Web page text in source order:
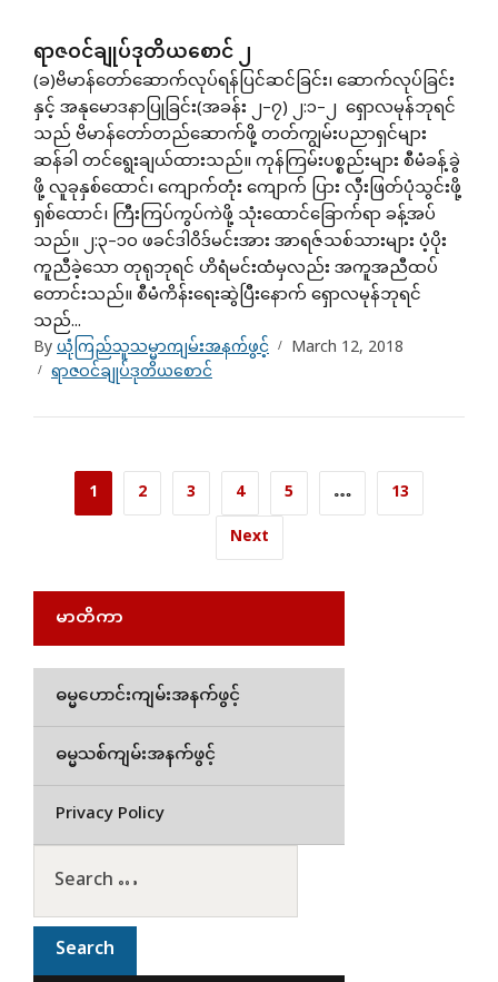
ရာဇဝင်ချုပ်ဒုတိယစောင် ၂
(ခ)ဗိမာန်တော်ဆောက်လုပ်ရန်ပြင်ဆင်ခြင်း၊ ဆောက်လုပ်ခြင်း
နှင့် အနုမောဒနာပြုခြင်း(အခန်း ၂–၇) ၂:၁–၂ ရှောလမုန်ဘုရင်
သည် ဗိမာန်တော်တည်ဆောက်ဖို့ တတ်ကျွမ်းပညာရှင်များ
ဆန်ခါ တင်ရွေးချယ်ထားသည်။ ကုန်ကြမ်းပစ္စည်းများ စီမံခန့်ခွဲ
ဖို့ လူခုနှစ်ထောင်၊ ကျောက်တုံး ကျောက် ပြား လှီးဖြတ်ပုံသွင်းဖို့
ရှစ်ထောင်၊ ကြီးကြပ်ကွပ်ကဲဖို့ သုံးထောင်ခြောက်ရာ ခန့်အပ်
သည်။ ၂:၃–၁ဝ ဖခင်ဒါဝိဒ်မင်းအား အာရဇ်သစ်သားများ ပံ့ပိုး
ကူညီခဲ့သော တုရုဘုရင် ဟိရံမင်းထံမှလည်း အကူအညီထပ်
တောင်းသည်။ စီမံကိန်းရေးဆွဲပြီးနောက် ရှောလမုန်ဘုရင်
သည်...
Byယုံကြည်သူသမ္မာကျမ်းအနက်ဖွင့် March 12, 2018
ရာဇဝင်ချုပ်ဒုတိယစောင်
1 2 3 4 5 …
13
Next
မာတိကာ
ဓမ္မဟောင်းကျမ်းအနက်ဖွင့်
ဓမ္မသစ်ကျမ်းအနက်ဖွင့်
Privacy Policy